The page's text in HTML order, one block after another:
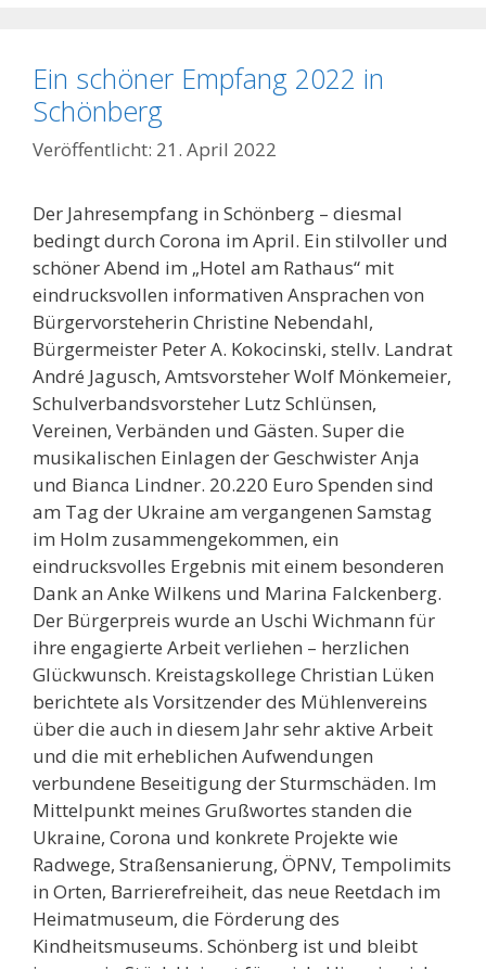
Ein schöner Empfang 2022 in
Schönberg
21. April 2022
Der Jahresempfang in Schönberg – diesmal
bedingt durch Corona im April. Ein stilvoller und
schöner Abend im „Hotel am Rathaus“ mit
eindrucksvollen informativen Ansprachen von
Bürgervorsteherin Christine Nebendahl,
Bürgermeister Peter A. Kokocinski, stellv. Landrat
André Jagusch, Amtsvorsteher Wolf Mönkemeier,
Schulverbandsvorsteher Lutz Schlünsen,
Vereinen, Verbänden und Gästen. Super die
musikalischen Einlagen der Geschwister Anja
und Bianca Lindner. 20.220 Euro Spenden sind
am Tag der Ukraine am vergangenen Samstag
im Holm zusammengekommen, ein
eindrucksvolles Ergebnis mit einem besonderen
Dank an Anke Wilkens und Marina Falckenberg.
Der Bürgerpreis wurde an Uschi Wichmann für
ihre engagierte Arbeit verliehen – herzlichen
Glückwunsch. Kreistagskollege Christian Lüken
berichtete als Vorsitzender des Mühlenvereins
über die auch in diesem Jahr sehr aktive Arbeit
und die mit erheblichen Aufwendungen
verbundene Beseitigung der Sturmschäden. Im
Mittelpunkt meines Grußwortes standen die
Ukraine, Corona und konkrete Projekte wie
Radwege, Straßensanierung, ÖPNV, Tempolimits
in Orten, Barrierefreiheit, das neue Reetdach im
Heimatmuseum, die Förderung des
Kindheitsmuseums. Schönberg ist und bleibt